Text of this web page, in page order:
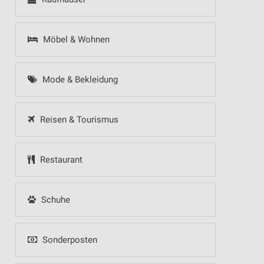
Möbel & Wohnen
Mode & Bekleidung
Reisen & Tourismus
Restaurant
Schuhe
Sonderposten